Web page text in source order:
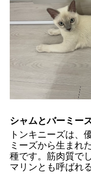
シャムとバーミー
トンキニーズは、
ミーズから生まれ
種です。筋肉質で
マリンとも呼ばれ